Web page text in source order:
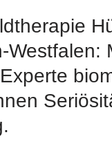
Westfalen: